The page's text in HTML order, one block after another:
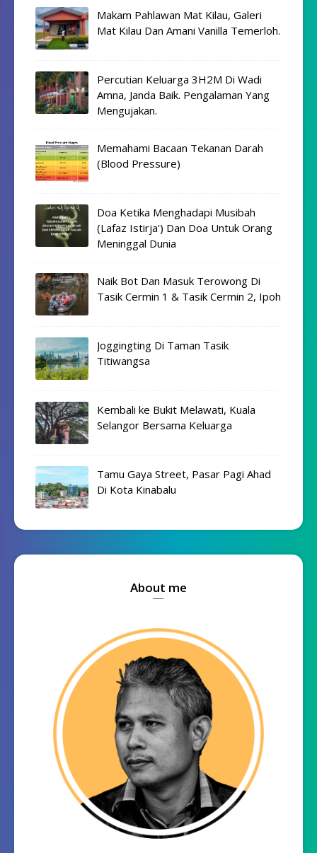
Makam Pahlawan Mat Kilau, Galeri
Mat Kilau Dan Amani Vanilla Temerloh.
Percutian Keluarga 3H2M Di Wadi
Amna, Janda Baik. Pengalaman Yang
Mengujakan.
Memahami Bacaan Tekanan Darah
(Blood Pressure)
Doa Ketika Menghadapi Musibah
(Lafaz Istirja') Dan Doa Untuk Orang
Meninggal Dunia
Naik Bot Dan Masuk Terowong Di
Tasik Cermin 1 & Tasik Cermin 2, Ipoh
Joggingting Di Taman Tasik
Titiwangsa
Kembali ke Bukit Melawati, Kuala
Selangor Bersama Keluarga
Tamu Gaya Street, Pasar Pagi Ahad
Di Kota Kinabalu
About me